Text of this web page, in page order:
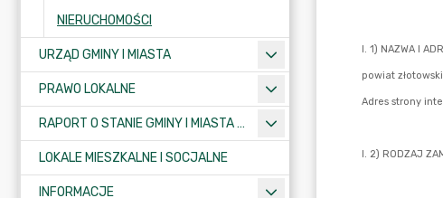
NIERUCHOMOŚCI
URZĄD GMINY I MIASTA
PRAWO LOKALNE
RAPORT O STANIE GMINY I MIASTA KRAJENKA
LOKALE MIESZKALNE I SOCJALNE
INFORMACJE